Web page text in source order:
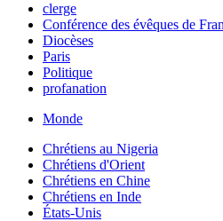
clerge
Conférence des évêques de
Diocèses
Paris
Politique
profanation
Monde
Chrétiens au Nigeria
Chrétiens d'Orient
Chrétiens en Chine
Chrétiens en Inde
États-Unis